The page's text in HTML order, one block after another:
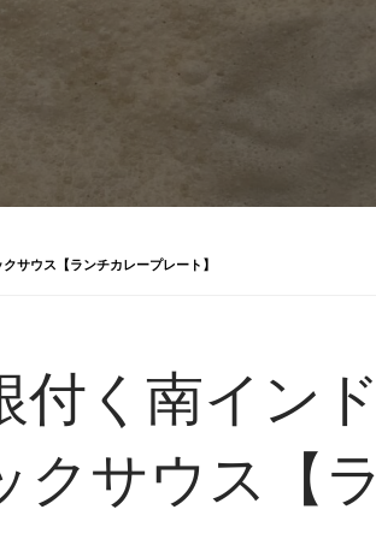
サウス【ランチカレープレート】
付く南インド
サウス【ラ